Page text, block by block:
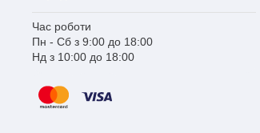
Час роботи
Пн - Сб з 9:00 до 18:00
Нд з 10:00 до 18:00